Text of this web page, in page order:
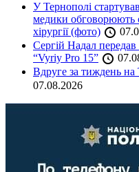
У Тернополі
медики обговорюють
хірургії (фото)
Сергій Надал
“Vyriy Pro 15”
Вдруге за тиждень на
07.08.2026